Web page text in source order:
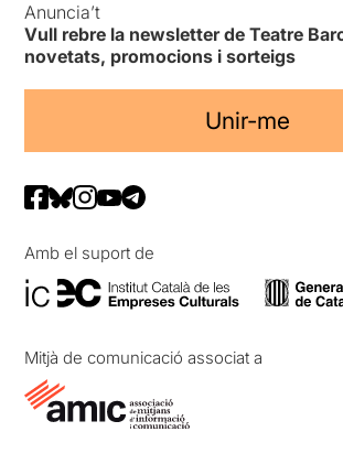
Anuncia’t
Vull rebre la newsletter de Teatre
novetats, promocions i sorteigs
Unir-me
Amb el suport de
Mitjà de comunicació associat a